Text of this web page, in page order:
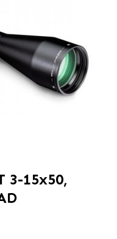
3-15x50,